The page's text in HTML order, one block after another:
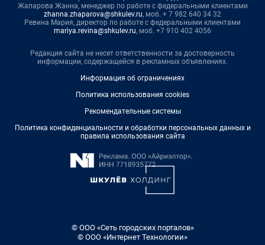
Жапарова Жанна, менеджер по работе с федеральными клиентами
zhanna.zhaparova@shkulev.ru, моб. + 7 982 640 34 32
Ревина Мария, директор по работе с федеральными клиентами
mariya.revina@shkulev.ru, моб. +7 910 402 4056
Редакция сайта не несет ответственности за достоверность
информации, содержащейся в рекламных объявлениях.
Информация об ограничениях
Политика использования cookies
Рекомендательные системы
Политика конфиденциальности и обработки персональных данных и
правила использования сайта
© ООО «Сеть городских порталов»
© ООО «Интернет Технологии»